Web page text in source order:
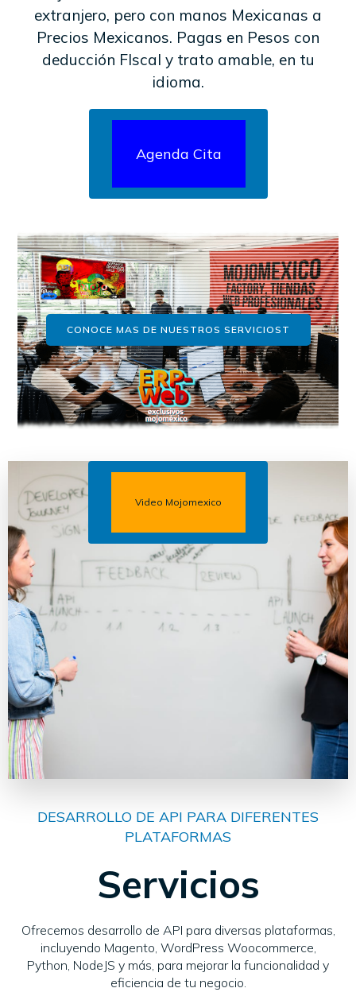
extranjero, pero con manos Mexicanas a
Precios Mexicanos. Pagas en Pesos con
deducción FIscal y trato amable, en tu
idioma.
Agenda Cita
CONOCE MAS DE NUESTROS SERVICIOST
Video Mojomexico
DESARROLLO DE API PARA DIFERENTES
PLATAFORMAS
Servicios
Ofrecemos desarrollo de API para diversas plataformas,
incluyendo Magento, WordPress Woocommerce,
Python, NodeJS y más, para mejorar la funcionalidad y
eficiencia de tu negocio.